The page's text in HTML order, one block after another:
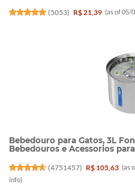
(5053) R$ 21,39 (as of 05/
Bebedouro para Gatos, 3L
Bebedouros e Acessorios
(4751457) R$ 105,63 (as
info)